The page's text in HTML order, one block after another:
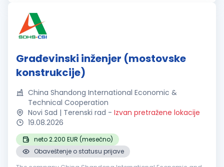
Građevinski inženjer (mostovske
konstrukcije)
China Shandong International Economic &
Technical Cooperation
Novi Sad | Terenski rad - Izvan pretražene lokacije
19.08.2026
neto 2.200 EUR (mesečno)
Obaveštenje o statusu prijave